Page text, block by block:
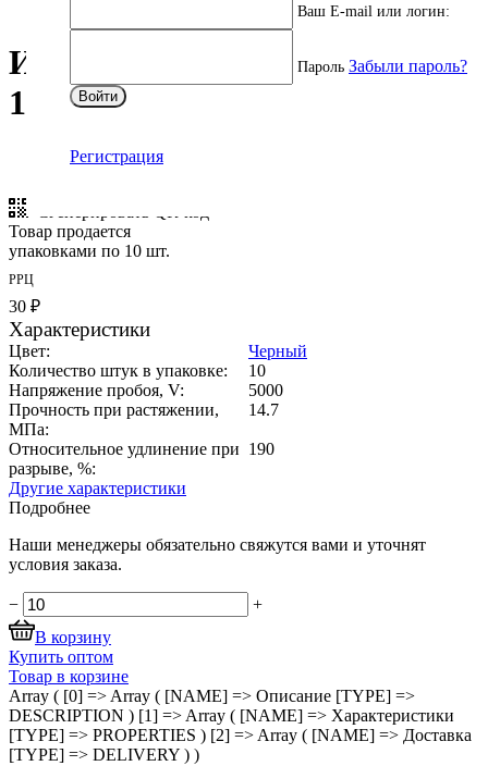
Изолента РЕКОРД 15мм х
10м х 0,13мм, черный
Артикул: 24398
Товар продается
упаковками по 10 шт.
РРЦ
30 ₽
Характеристики
Цвет:
Черный
Количество штук в упаковке:
10
Напряжение пробоя, V:
5000
Прочность при растяжении,
МПа:
14.7
Относительное удлинение при
разрыве, %:
190
Другие характеристики
Подробнее
Наши менеджеры обязательно свяжутся вами и уточнят
условия заказа.
−
+
В корзину
Купить оптом
Товар в корзине
Array ( [0] => Array ( [NAME] => Описание [TYPE] =>
DESCRIPTION ) [1] => Array ( [NAME] => Характеристики
[TYPE] => PROPERTIES ) [2] => Array ( [NAME] => Доставка
[TYPE] => DELIVERY ) )
Ваш E-mail или логин:
Пароль Забыли пароль?
Войти
Регистрация